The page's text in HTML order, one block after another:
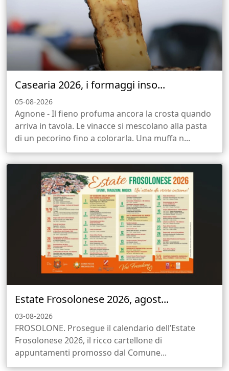
Casearia 2026, i formaggi inso...
05-08-2026
Agnone - Il fieno profuma ancora la crosta quando
arriva in tavola. Le vinacce si mescolano alla pasta
di un pecorino fino a colorarla. Una muffa n...
Estate Frosolonese 2026, agost...
03-08-2026
FROSOLONE. Prosegue il calendario dell’Estate
Frosolonese 2026, il ricco cartellone di
appuntamenti promosso dal Comune...